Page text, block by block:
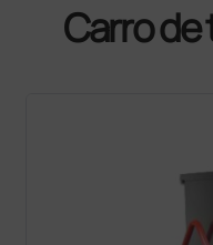
Carro de